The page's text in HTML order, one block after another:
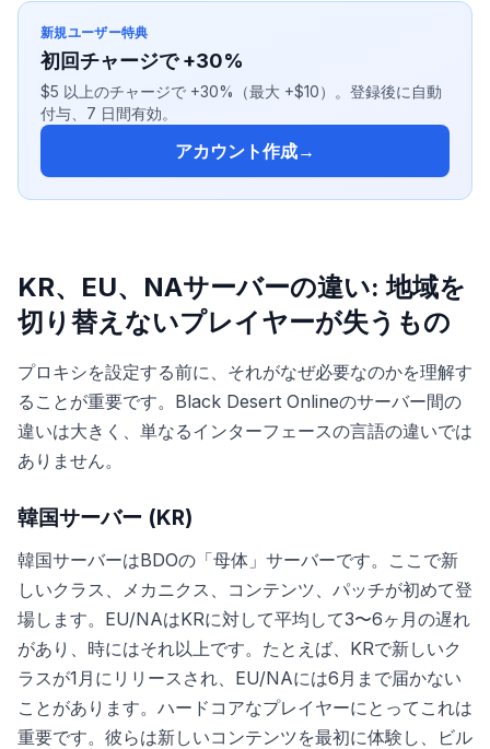
新規ユーザー特典
初回チャージで +30%
$5 以上のチャージで +30%（最大 +$10）。登録後に自動
付与、7 日間有効。
アカウント作成→
KR、EU、NAサーバーの違い: 地域を
切り替えないプレイヤーが失うもの
プロキシを設定する前に、それがなぜ必要なのかを理解す
ることが重要です。Black Desert Onlineのサーバー間の
違いは大きく、単なるインターフェースの言語の違いでは
ありません。
韓国サーバー (KR)
韓国サーバーはBDOの「母体」サーバーです。ここで新
しいクラス、メカニクス、コンテンツ、パッチが初めて登
場します。EU/NAはKRに対して平均して3〜6ヶ月の遅れ
があり、時にはそれ以上です。たとえば、KRで新しいク
ラスが1月にリリースされ、EU/NAには6月まで届かない
ことがあります。ハードコアなプレイヤーにとってこれは
重要です。彼らは新しいコンテンツを最初に体験し、ビル